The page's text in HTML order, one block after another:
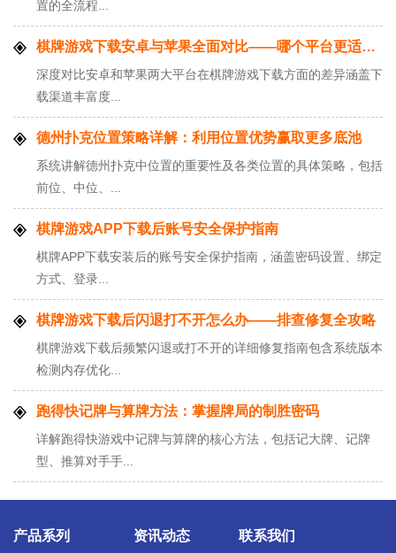
置的全流程...
棋牌游戏下载安卓与苹果全面对比——哪个平台更适合你？
深度对比安卓和苹果两大平台在棋牌游戏下载方面的差异涵盖下
载渠道丰富度...
德州扑克位置策略详解：利用位置优势赢取更多底池
系统讲解德州扑克中位置的重要性及各类位置的具体策略，包括
前位、中位、...
棋牌游戏APP下载后账号安全保护指南
棋牌APP下载安装后的账号安全保护指南，涵盖密码设置、绑定
方式、登录...
棋牌游戏下载后闪退打不开怎么办——排查修复全攻略
棋牌游戏下载后频繁闪退或打不开的详细修复指南包含系统版本
检测内存优化...
跑得快记牌与算牌方法：掌握牌局的制胜密码
详解跑得快游戏中记牌与算牌的核心方法，包括记大牌、记牌
型、推算对手手...
产品系列 资讯动态 联系我们